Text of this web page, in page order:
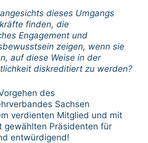
dieses Umgangs
finden, die
Engagement und
zeigen, wenn sie
auf diese Weise in der
diskreditiert zu werden?
des
Sachsen
verdienten Mitglied und mit
gewählten Präsidenten für
entwürdigend!